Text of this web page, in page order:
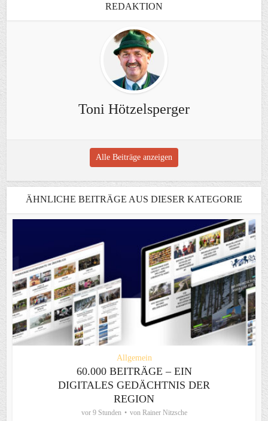
REDAKTION
Toni Hötzelsperger
Alle Beiträge anzeigen
ÄHNLICHE BEITRÄGE AUS DIESER KATEGORIE
Allgemein
60.000 BEITRÄGE – EIN
DIGITALES GEDÄCHTNIS DER
REGION
vor 9 Stunden von Rainer Nitzsche